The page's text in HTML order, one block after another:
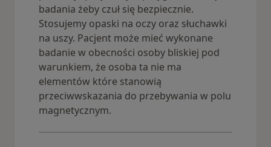
badania żeby czuł się bezpiecznie.
Stosujemy opaski na oczy oraz słuchawki
na uszy. Pacjent może mieć wykonane
badanie w obecności osoby bliskiej pod
warunkiem, że osoba ta nie ma
elementów które stanowią
przeciwwskazania do przebywania w polu
magnetycznym.